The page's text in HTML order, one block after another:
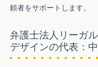
頼者をサポートします。
弁護士法人リーガ
デザインの代表：